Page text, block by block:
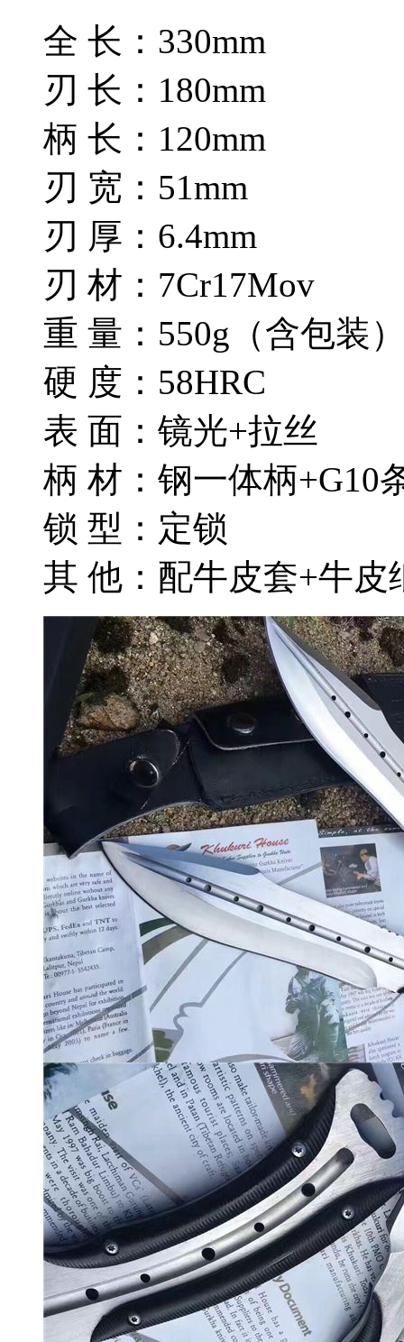
全 长：330mm
刃 长：180mm
柄 长：120mm
刃 宽：51mm
刃 厚：6.4mm
刃 材：7Cr17Mov
重 量：550g（含包装
硬 度：58HRC
表 面：镜光+拉丝
柄 材：钢一体柄+G10
锁 型：定锁
其 他：配牛皮套+牛皮